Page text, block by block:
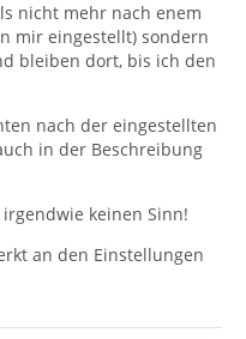
nicht mehr nach enem
mir eingestellt) sondern
bleiben dort, bis ich den
nach der eingestellten
in der Beschreibung
keinen Sinn!
an den Einstellungen